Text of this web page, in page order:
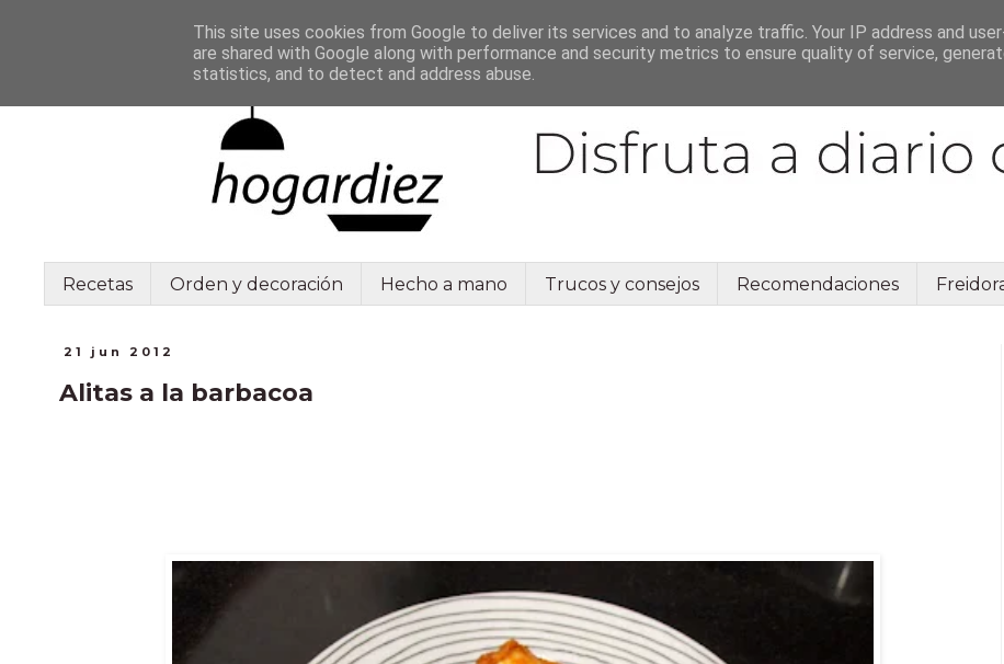
Recetas Orden y decoración Hecho a mano Trucos y consejos Recomendaciones
21 jun 2012
Alitas a la barbacoa
This site uses cookies from Google to deliver its services and to analyze traffic. Your IP address and
are shared with Google along with performance and security metrics to ensure quality of service,
statistics, and to detect and address abuse.